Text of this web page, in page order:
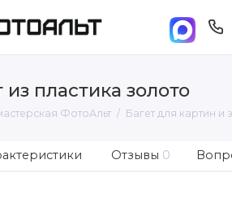
из пластика золото
ФотоАльт Багет для картин и
Отзывы 0